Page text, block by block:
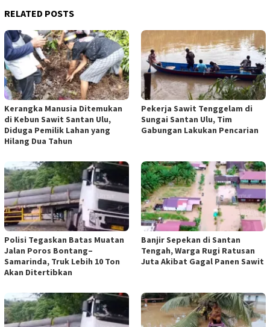
RELATED POSTS
Kerangka Manusia Ditemukan
di Kebun Sawit Santan Ulu,
Diduga Pemilik Lahan yang
Hilang Dua Tahun
Pekerja Sawit Tenggelam di
Sungai Santan Ulu, Tim
Gabungan Lakukan Pencarian
Polisi Tegaskan Batas Muatan
Jalan Poros Bontang–
Samarinda, Truk Lebih 10 Ton
Akan Ditertibkan
Banjir Sepekan di Santan
Tengah, Warga Rugi Ratusan
Juta Akibat Gagal Panen Sawit